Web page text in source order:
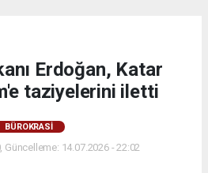
Erdoğan, Katar
taziyelerini iletti
BÜROKRASİ
Güncelleme: 14.07.2026 - 22:02